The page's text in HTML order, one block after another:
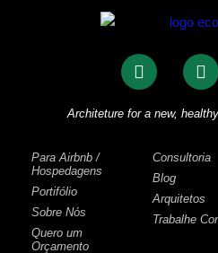
Architeture for a new,
Para Airbnb /
Hospedagens
Portifólio
Sobre Nós
Quero um
Orçamento
Consultoria
Blog
Arquitetos
Trabalhe